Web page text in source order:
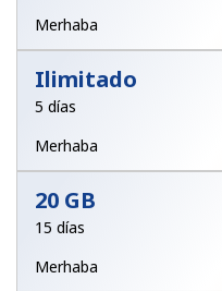
Merhaba
Ilimitado
5 días
Merhaba
20 GB
15 días
Merhaba